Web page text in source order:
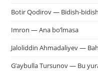
Botir Qodirov — Bidish-bidish
Imron — Ana bo’lmasa
Jaloliddin Ahmadaliyev —
G’aybulla Tursunov — Bu